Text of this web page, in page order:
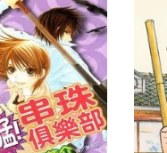
7 10/03/2026
5 10/03/2026